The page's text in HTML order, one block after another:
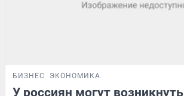
БИЗНЕС ЭКОНОМИКА
У россиян могут возникнуть